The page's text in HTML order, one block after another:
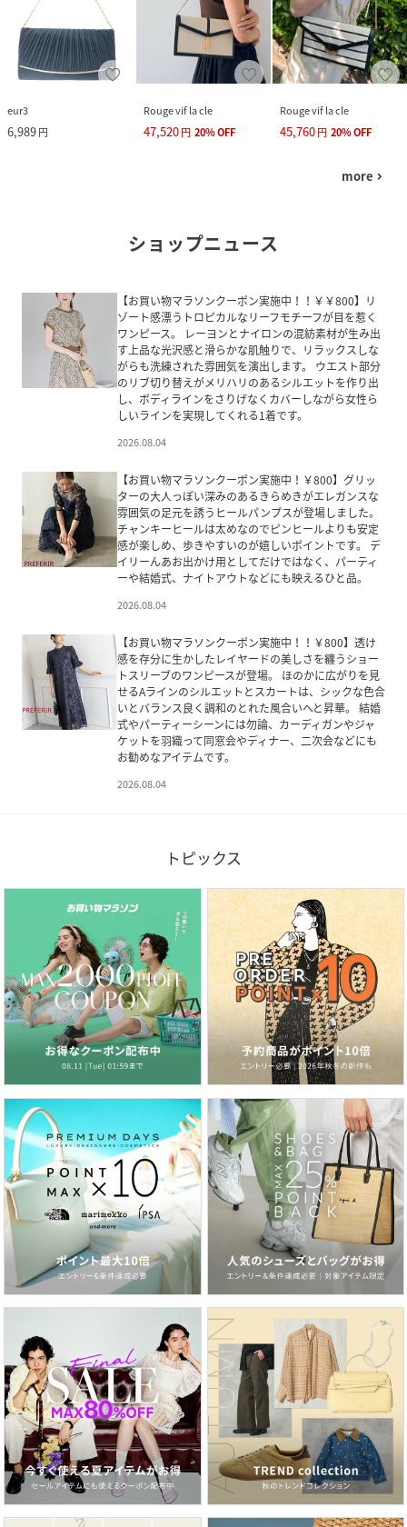
eur3
6,989円
Rouge vif la cle
47,520円 20%OFF
Rouge vif la cle
45,760円 20%OFF
more navigate_next
ショップニュース
【お買い物マラソンクーポン実施中！！￥￥800】リ
ゾート感漂うトロピカルなリーフモチーフが目を惹く
ワンピース。 レーヨンとナイロンの混紡素材が生み出
す上品な光沢感と滑らかな肌触りで、リラックスしな
がらも洗練された雰囲気を演出します。 ウエスト部分
のリブ切り替えがメリハリのあるシルエットを作り出
し、ボディラインをさりげなくカバーしながら女性ら
しいラインを実現してくれる1着です。
2026.08.04
【お買い物マラソンクーポン実施中！￥800】グリッ
ターの大人っぽい深みのあるきらめきがエレガンスな
雰囲気の足元を誘うヒールパンプスが登場しました。
チャンキーヒールは太めなのでピンヒールよりも安定
感が楽しめ、歩きやすいのが嬉しいポイントです。 デ
イリーんあお出かけ用としてだけではなく、パーティ
ーや結婚式、ナイトアウトなどにも映えるひと品。
2026.08.04
【お買い物マラソンクーポン実施中！！￥800】透け
感を存分に生かしたレイヤードの美しさを纏うショー
トスリーブのワンピースが登場。 ほのかに広がりを見
せるAラインのシルエットとスカートは、シックな色合
いとバランス良く調和のとれた風合いへと昇華。 結婚
式やパーティーシーンには勿論、カーディガンやジャ
ケットを羽織って同窓会やディナー、二次会などにも
お勧めなアイテムです。
2026.08.04
トピックス